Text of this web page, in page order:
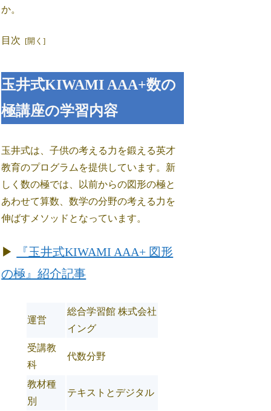
か。
目次
玉井式KIWAMI AAA+数の
極講座の学習内容
玉井式は、子供の考える力を鍛える英才
教育のプログラムを提供しています。新
しく数の極では、以前からの図形の極と
あわせて算数、数学の分野の考える力を
伸ばすメソッドとなっています。
▶
『玉井式KIWAMI AAA+ 図形
の極』紹介記事
運営
総合学習館 株式会社
イング
受講教
科
代数分野
教材種
別
テキストとデジタル